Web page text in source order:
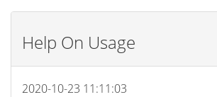
Help On Usage
2020-10-23 11:11:03